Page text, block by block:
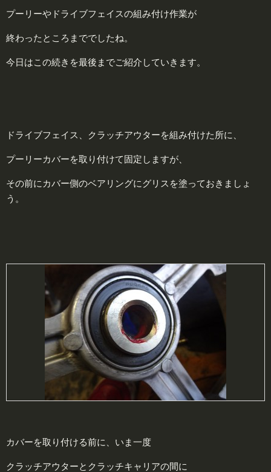
プーリーやドライブフェイスの組み付け作業が
終わったところまででしたね。
今日はこの続きを最後までご紹介していきます。
ドライブフェイス、クラッチアウターを組み付けた所に、
プーリーカバーを取り付けて固定しますが、
その前にカバー側のベアリングにグリスを塗っておきましょ
う。
カバーを取り付ける前に、いま一度
クラッチアウターとクラッチキャリアの間に